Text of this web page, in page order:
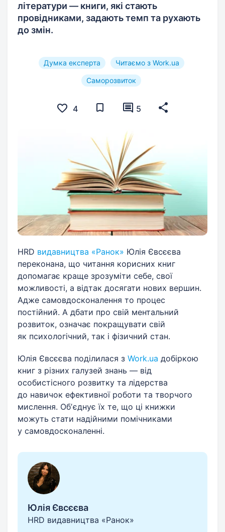
літератури — книги, які стають
провідниками, задають темп та рухають
до змін.
Думка експерта Читаємо з Work.ua
Саморозвиток
4 5
HRD видавництва «Ранок» Юлія Євсєєва
переконана, що читання корисних книг
допомагає краще зрозуміти себе, свої
можливості, а відтак досягати нових вершин.
Адже самовдосконалення то процес
постійний. А дбати про свій ментальний
розвиток, означає покращувати свій
як психологічний, так і фізичний стан.
Юлія Євсєєва поділилася з Work.ua добіркою
книг з різних галузей знань — від
особистісного розвитку та лідерства
до навичок ефективної роботи та творчого
мислення. Обʼєднує їх те, що ці книжки
можуть стати надійними помічниками
у самовдосконаленні.
Юлія Євсєєва
HRD видавництва «Ранок»